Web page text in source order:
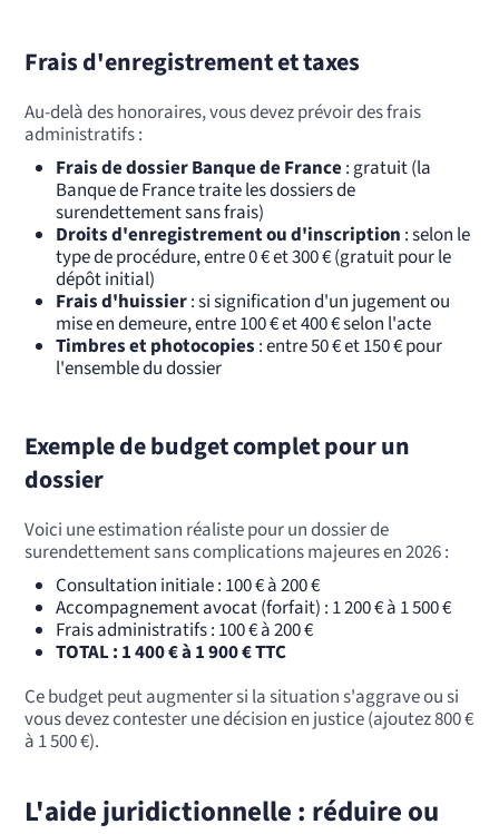
Frais d'enregistrement et taxes
Au-delà des honoraires, vous devez prévoir des frais
administratifs :
Frais de dossier Banque de France: gratuit (la
Banque de France traite les dossiers de
surendettement sans frais)
Droits d'enregistrement ou d'inscription : selon le
type de procédure, entre 0 € et 300 € (gratuit pour le
dépôt initial)
Frais d'huissier: si signification d'un jugement ou
mise en demeure, entre 100 € et 400 € selon l'acte
Timbres et photocopies : entre 50 € et 150 € pour
l'ensemble du dossier
Exemple de budget complet pour un
dossier
Voici une estimation réaliste pour un dossier de
surendettement sans complications majeures en 2026 :
Consultation initiale : 100 € à 200 €
Accompagnement avocat (forfait) : 1 200 € à 1 500 €
Frais administratifs : 100 € à 200 €
TOTAL : 1 400 € à 1 900 € TTC
Ce budget peut augmenter si la situation s'aggrave ou si
vous devez contester une décision en justice (ajoutez 800 €
à 1 500 €).
L'aide juridictionnelle : réduire ou